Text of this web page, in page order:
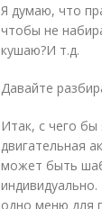
Я думаю, что
чтобы не
кушаю?И т.д.
Давайте
Итак, с чего бы
двигательная
может быть
одно меню для